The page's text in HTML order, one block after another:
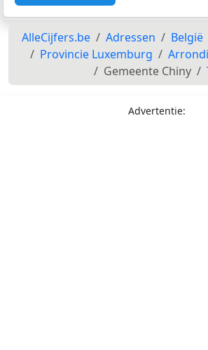
AlleCijfers.be Adressen België
Provincie Luxemburg
Gemeente Chiny
Advertentie: